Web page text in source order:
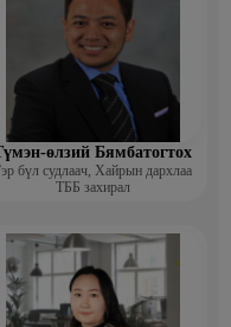
өлзий Бямбатогтох
бүл судлаач, Хайрын дархлаа
ТББ захирал